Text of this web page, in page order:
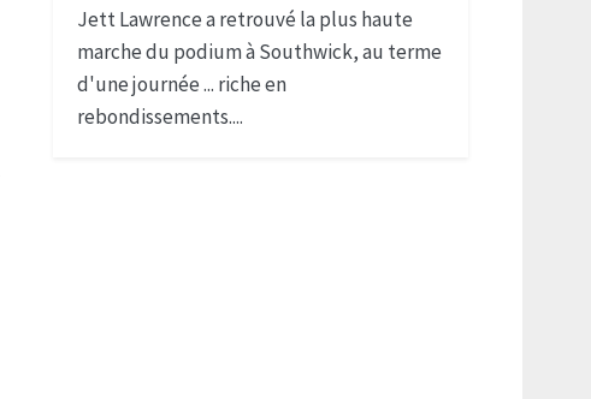
Jett Lawrence a retrouvé la plus haute
marche du podium à Southwick, au terme
d'une journée ... riche en
rebondissements....